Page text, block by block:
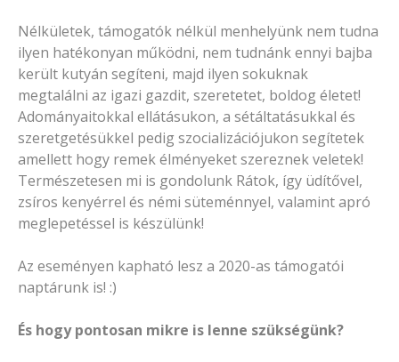
Nélkületek, támogatók nélkül menhelyünk nem tudna
ilyen hatékonyan működni, nem tudnánk ennyi bajba
került kutyán segíteni, majd ilyen sokuknak
megtalálni az igazi gazdit, szeretetet, boldog életet!
Adományaitokkal ellátásukon, a sétáltatásukkal és
szeretgetésükkel pedig szocializációjukon segítetek
amellett hogy remek élményeket szereznek veletek!
Természetesen mi is gondolunk Rátok, így üdítővel,
zsíros kenyérrel és némi süteménnyel, valamint apró
meglepetéssel is készülünk!
Az eseményen kapható lesz a 2020-as támogatói
naptárunk is! :)
És hogy pontosan mikre is lenne szükségünk?